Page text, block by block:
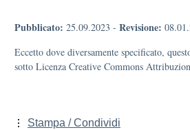
Pubblicato: 25.09.2023 - Revisione:
Eccetto dove diversamente specificato,
sotto Licenza Creative Commons
Stampa / Condividi